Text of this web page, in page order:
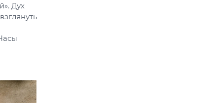
Дух